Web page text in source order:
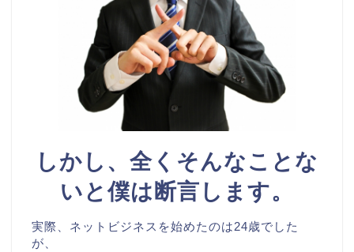
しかし、全くそんなことな
いと僕は断言します。
実際、ネットビジネスを始めたのは24歳でした
が、